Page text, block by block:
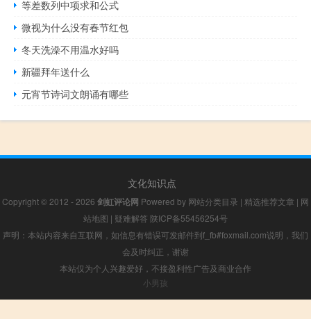
等差数列中项求和公式
微视为什么没有春节红包
冬天洗澡不用温水好吗
新疆拜年送什么
元宵节诗词文朗诵有哪些
文化知识点
Copyright © 2012 - 2026 剑虹评论网 Powered by 网站分类目录 | 精选推荐文章 | 网
站地图 | 疑难解答 陕ICP备55456254号
声明：本站内容来自互联网，如信息有错误可发邮件到f_fb#foxmail.com说明，我们
会及时纠正，谢谢
本站仅为个人兴趣爱好，不接盈利性广告及商业合作
小男孩